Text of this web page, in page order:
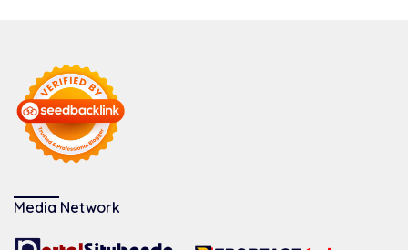
Media Network